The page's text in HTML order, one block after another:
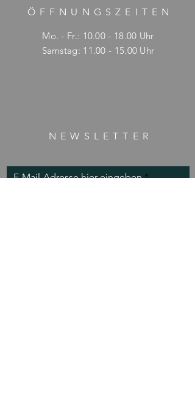
ÖFFNUNGSZEITE N
Mo. - Fr.: 10.00 - 18.00 Uhr
​​Samstag: 11.00 - 15.00 Uhr
NEWSLETTER
E-Mail-Adresse hier eingeben